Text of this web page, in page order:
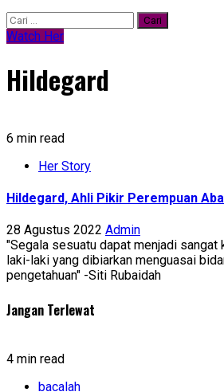
Cari
untuk:
Watch Her
Hildegard
6 min read
Her Story
Hildegard, Ahli Pikir Perempuan
28 Agustus 2022 Admin
"Segala sesuatu dapat menjadi sangat
laki-laki yang dibiarkan menguasai
pengetahuan" -Siti Rubaidah
Jangan Terlewat
4 min read
bacalah